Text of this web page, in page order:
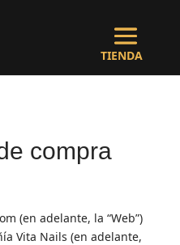
compra
(en adelante, la “Web”)
Vita Nails (en adelante,